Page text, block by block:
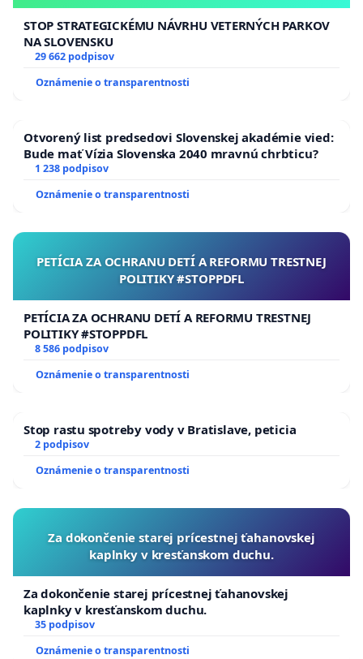
STOP STRATEGICKÉMU NÁVRHU VETERNÝCH PARKOV
NA SLOVENSKU
29 662 podpisov
Oznámenie o transparentnosti
Otvorený list predsedovi Slovenskej akadémie vied:
Bude mať Vízia Slovenska 2040 mravnú chrbticu?
1 238 podpisov
Oznámenie o transparentnosti
PETÍCIA ZA OCHRANU DETÍ A REFORMU TRESTNEJ
POLITIKY #STOPPDFL
PETÍCIA ZA OCHRANU DETÍ A REFORMU TRESTNEJ
POLITIKY #STOPPDFL
8 586 podpisov
Oznámenie o transparentnosti
Stop rastu spotreby vody v Bratislave, peticia
2 podpisov
Oznámenie o transparentnosti
Za dokončenie starej prícestnej ťahanovskej
kaplnky v kresťanskom duchu.
Za dokončenie starej prícestnej ťahanovskej
kaplnky v kresťanskom duchu.
35 podpisov
Oznámenie o transparentnosti